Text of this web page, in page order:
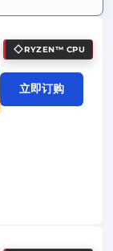
RYZEN™ CPU
立即订购